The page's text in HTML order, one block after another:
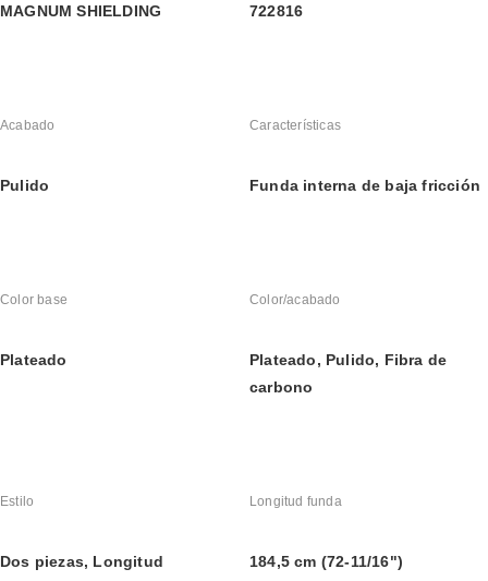
MAGNUM SHIELDING 722816
Acabado
Pulido
Características
Funda interna de baja fricción
Color base
Plateado
Color/acabado
Plateado, Pulido, Fibra de
carbono
Estilo
Dos piezas, Longitud
Longitud funda
184,5 cm (72-11/16")